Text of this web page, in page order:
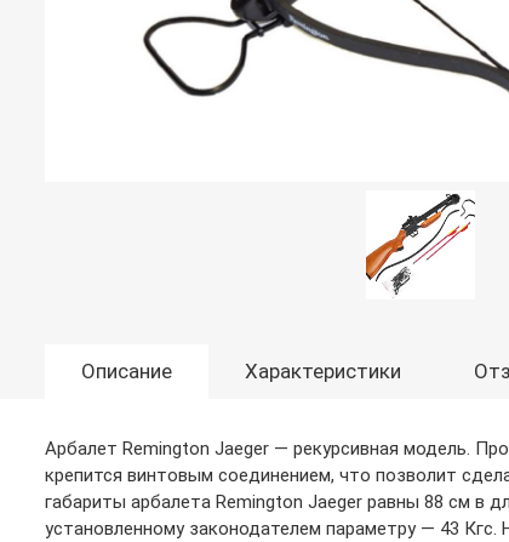
Описание Характеристики
Арбалет Remington Jaeger — рекурсивная модель.
крепится винтовым соединением, что позволит
габариты арбалета Remington Jaeger равны 88 см в
установленному законодателем параметру — 43